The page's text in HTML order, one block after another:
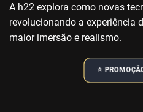
A h22 explora como novas
revolucionando a experiência
maior imersão e realismo.
⭐️